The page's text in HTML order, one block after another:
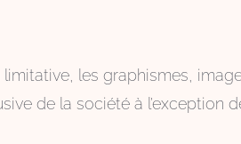
limitative, les graphismes,
de la société à l’exception